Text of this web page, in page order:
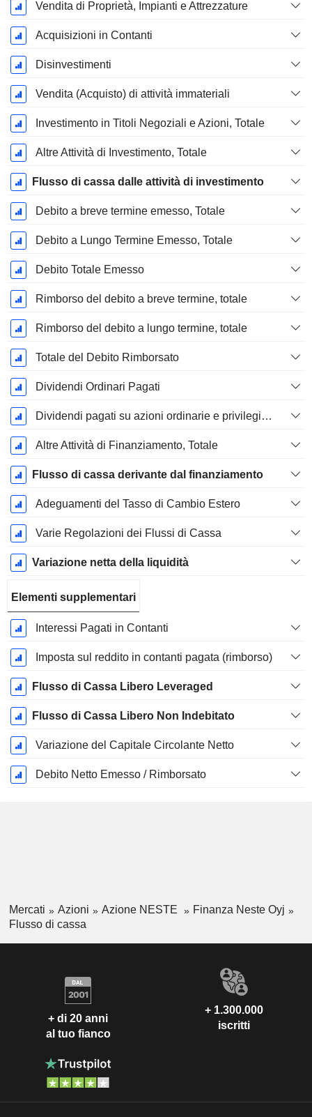
Vendita di Proprietà, Impianti e Attrezzature
Acquisizioni in Contanti
Disinvestimenti
Vendita (Acquisto) di attività immateriali
Investimento in Titoli Negoziali e Azioni, Totale
Altre Attività di Investimento, Totale
Flusso di cassa dalle attività di investimento
Debito a breve termine emesso, Totale
Debito a Lungo Termine Emesso, Totale
Debito Totale Emesso
Rimborso del debito a breve termine, totale
Rimborso del debito a lungo termine, totale
Totale del Debito Rimborsato
Dividendi Ordinari Pagati
Dividendi pagati su azioni ordinarie e privilegiate
Altre Attività di Finanziamento, Totale
Flusso di cassa derivante dal finanziamento
Adeguamenti del Tasso di Cambio Estero
Varie Regolazioni dei Flussi di Cassa
Variazione netta della liquidità
Elementi supplementari
Interessi Pagati in Contanti
Imposta sul reddito in contanti pagata (rimborso)
Flusso di Cassa Libero Leveraged
Flusso di Cassa Libero Non Indebitato
Variazione del Capitale Circolante Netto
Debito Netto Emesso / Rimborsato
Mercati Azioni Azione NESTE
Finanza Neste Oyj
Flusso di cassa
+ di 20 anni
al tuo fianco
+ 1.300.000
iscritti